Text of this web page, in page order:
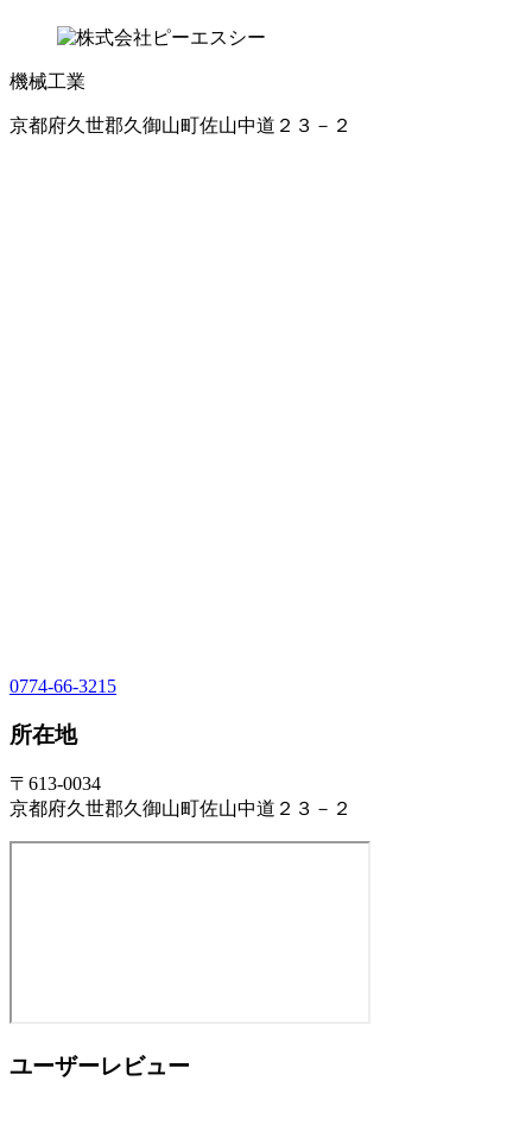
機械工業
京都府久世郡久御山町佐山中道２３－２
0774-66-3215
所在地
〒613-0034
京都府久世郡久御山町佐山中道２３－２
ユーザーレビュー